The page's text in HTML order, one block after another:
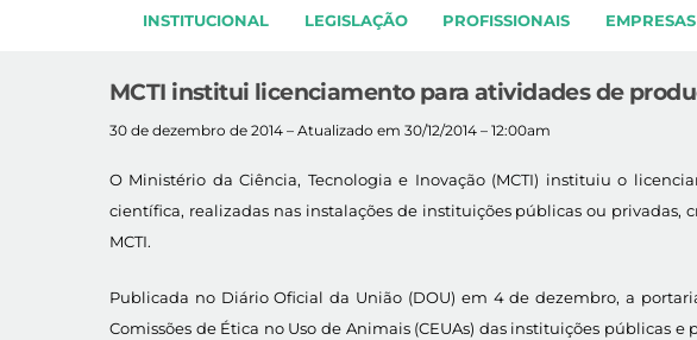
INSTITUCIONAL LEGISLAÇÃO PROFISSIONAIS EMPRESAS
MCTI institui licenciamento para atividades de
30 de dezembro de 2014 – Atualizado em 30/12/2014 – 12:00am
O Ministério da Ciência, Tecnologia e Inovação (MCTI) instituiu o
científica, realizadas nas instalações de instituições públicas ou
MCTI.
Publicada no Diário Oficial da União (DOU) em 4 de dezembro, a
Comissões de Ética no Uso de Animais (CEUAs) das instituições públicas